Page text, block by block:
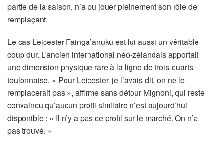
partie de la saison, n’a pu jouer pleinement son rôle de
remplaçant.
Le cas Leicester Fainga’anuku est lui aussi un véritable
coup dur. L’ancien international néo-zélandais apportait
une dimension physique rare à la ligne de trois-quarts
toulonnaise. « Pour Leicester, je l’avais dit, on ne le
remplacerait pas », affirme sans détour Mignoni, qui reste
convaincu qu’aucun profil similaire n’est aujourd’hui
disponible : « Il n’y a pas ce profil sur le marché. On n’a
pas trouvé. »